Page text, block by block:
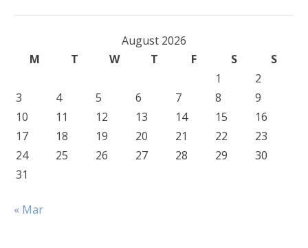
August 2026
M
T W T F S
S
1
2
3
4 5 6 7 8
9
10
11 12 13 14 15
16
17
18 19 20 21 22
23
24
25 26 27 28 29
30
31
« Mar